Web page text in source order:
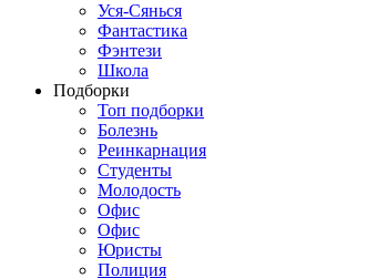
Уся-Сянься
Фантастика
Фэнтези
Школа
Подборки
Топ подборки
Болезнь
Реинкарнация
Студенты
Молодость
Офис
Офис
Юристы
Полиция